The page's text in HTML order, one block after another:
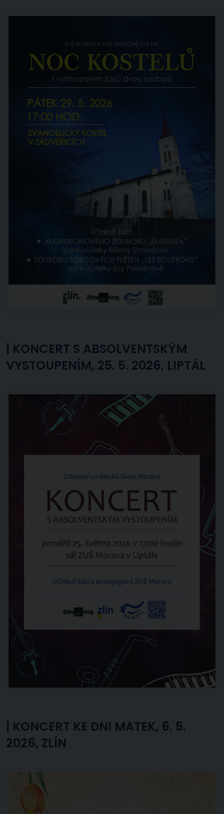
| KONCERT S ABSOLVENTSKÝM
VYSTOUPENÍM, 25. 5. 2026, LIPTÁL
| KONCERT KE DNI MATEK, 6. 5.
2026, ZLÍN